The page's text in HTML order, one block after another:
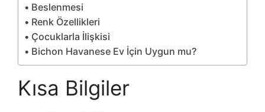
Beslenmesi
Renk Özellikleri
Çocuklarla İlişkisi
Bichon Havanese Ev İçin Uygun mu?
Kısa Bilgiler